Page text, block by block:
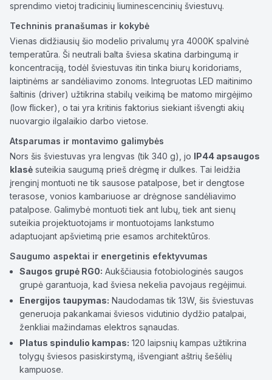
sprendimo vietoj tradicinių liuminescencinių šviestuvų.
Techninis pranašumas ir kokybė
Vienas didžiausių šio modelio privalumų yra 4000K spalvinė
temperatūra. Ši neutrali balta šviesa skatina darbingumą ir
koncentraciją, todėl šviestuvas itin tinka biurų koridoriams,
laiptinėms ar sandėliavimo zonoms. Integruotas LED maitinimo
šaltinis (driver) užtikrina stabilų veikimą be matomo mirgėjimo
(low flicker), o tai yra kritinis faktorius siekiant išvengti akių
nuovargio ilgalaikio darbo vietose.
Atsparumas ir montavimo galimybės
Nors šis šviestuvas yra lengvas (tik 340 g), jo IP44 apsaugos
klasė suteikia saugumą prieš drėgmę ir dulkes. Tai leidžia
įrenginį montuoti ne tik sausose patalpose, bet ir dengtose
terasose, vonios kambariuose ar drėgnose sandėliavimo
patalpose. Galimybė montuoti tiek ant lubų, tiek ant sienų
suteikia projektuotojams ir montuotojams lankstumo
adaptuojant apšvietimą prie esamos architektūros.
Saugumo aspektai ir energetinis efektyvumas
Saugos grupė RG0: Aukščiausia fotobiologinės saugos
grupė garantuoja, kad šviesa nekelia pavojaus regėjimui.
Energijos taupymas: Naudodamas tik 13W, šis šviestuvas
generuoja pakankamai šviesos vidutinio dydžio patalpai,
ženkliai mažindamas elektros sąnaudas.
Platus spindulio kampas: 120 laipsnių kampas užtikrina
tolygų šviesos pasiskirstymą, išvengiant aštrių šešėlių
kampuose.